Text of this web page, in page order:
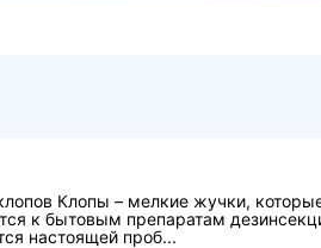
Клопы – мелкие жучки,
к бытовым препаратам
настоящей проб...